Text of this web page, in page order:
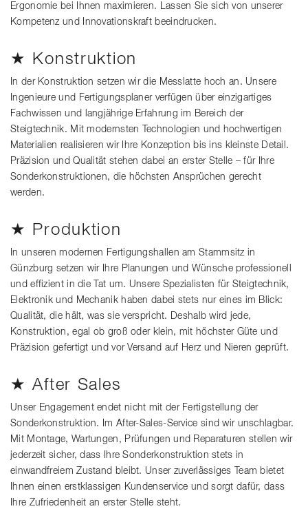
Ergonomie bei Ihnen maximieren. Lassen Sie sich von unserer
Kompetenz und Innovationskraft beeindrucken.
★ Konstruktion
In der Konstruktion setzen wir die Messlatte hoch an. Unsere
Ingenieure und Fertigungsplaner verfügen über einzigartiges
Fachwissen und langjährige Erfahrung im Bereich der
Steigtechnik. Mit modernsten Technologien und hochwertigen
Materialien realisieren wir Ihre Konzeption bis ins kleinste Detail.
Präzision und Qualität stehen dabei an erster Stelle – für Ihre
Sonderkonstruktionen, die höchsten Ansprüchen gerecht
werden.
★ Produktion
In unseren modernen Fertigungshallen am Stammsitz in
Günzburg setzen wir Ihre Planungen und Wünsche professionell
und effizient in die Tat um. Unsere Spezialisten für Steigtechnik,
Elektronik und Mechanik haben dabei stets nur eines im Blick:
Qualität, die hält, was sie verspricht. Deshalb wird jede,
Konstruktion, egal ob groß oder klein, mit höchster Güte und
Präzision gefertigt und vor Versand auf Herz und Nieren geprüft.
★ After Sales
Unser Engagement endet nicht mit der Fertigstellung der
Sonderkonstruktion. Im After-Sales-Service sind wir unschlagbar.
Mit Montage, Wartungen, Prüfungen und Reparaturen stellen wir
jederzeit sicher, dass Ihre Sonderkonstruktion stets in
einwandfreiem Zustand bleibt. Unser zuverlässiges Team bietet
Ihnen einen erstklassigen Kundenservice und sorgt dafür, dass
Ihre Zufriedenheit an erster Stelle steht.